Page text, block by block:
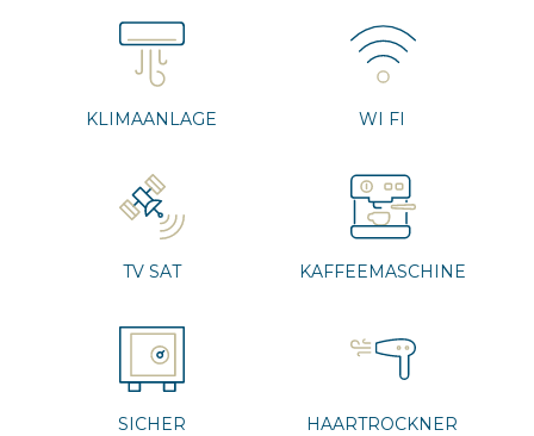
KLIMAANLAGE WI FI
TV SAT KAFFEEMASCHINE
SICHER HAARTROCKNER